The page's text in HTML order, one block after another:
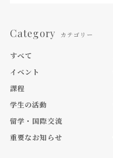
Category カテゴリー
すべて
イベント
課程
学生の活動
留学・国際交流
重要なお知らせ